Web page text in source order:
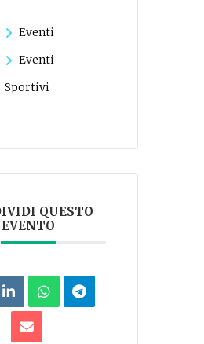
Eventi
Eventi
Sportivi
QUESTO
EVENTO